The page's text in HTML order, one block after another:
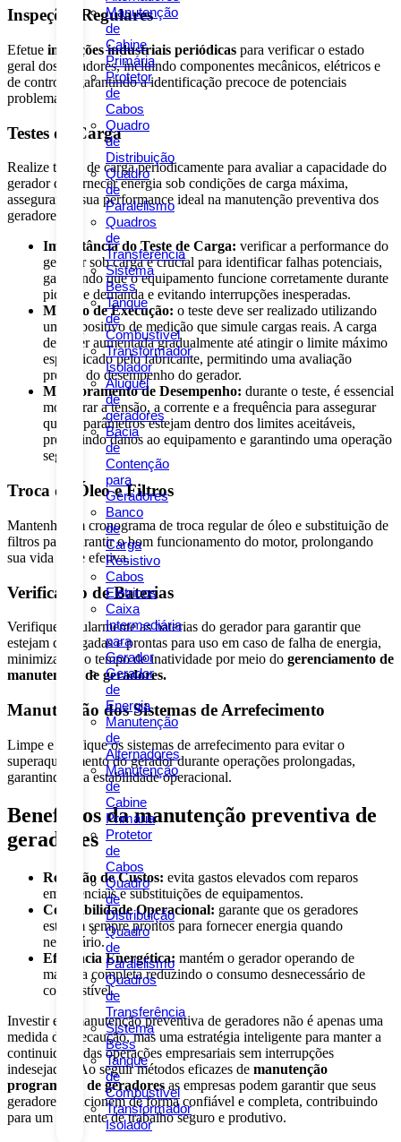
Manutenção
de
Cabine
Primária
Protetor
de
Cabos
Quadro
de
Distribuição
Quadro
de
Paralelismo
Quadros
de
Transferência
Sistema
Bess
Tanque
de
Combustível
Transformador
Isolador
Aluguel
de
geradores
Bacia
de
Contenção
para
Geradores
Banco
de
Carga
Resistivo
Cabos
Elétricos
Caixa
Intermediária
para
Gerador
Gerador
de
Energia
Manutenção
de
Alternadores
Manutenção
de
Cabine
Primária
Protetor
de
Cabos
Quadro
de
Distribuição
Quadro
de
Paralelismo
Quadros
de
Transferência
Sistema
Bess
Tanque
de
Combustível
Transformador
Isolador
Inspeções Regulares
Efetue inspeções industriais periódicas para verificar o estado
geral dos geradores, incluindo componentes mecânicos, elétricos e
de controle, garantindo a identificação precoce de potenciais
problemas.
Testes de Carga
Realize testes de carga periodicamente para avaliar a capacidade do
gerador de fornecer energia sob condições de carga máxima,
assegurando sua performance ideal na manutenção preventiva dos
geradores.
Importância do Teste de Carga: verificar a performance do
gerador sob carga é crucial para identificar falhas potenciais,
garantindo que o equipamento funcione corretamente durante
picos de demanda e evitando interrupções inesperadas.
Método de Execução: o teste deve ser realizado utilizando
um dispositivo de medição que simule cargas reais. A carga
deve ser aumentada gradualmente até atingir o limite máximo
especificado pelo fabricante, permitindo uma avaliação
precisa do desempenho do gerador.
Monitoramento de Desempenho: durante o teste, é essencial
monitorar a tensão, a corrente e a frequência para assegurar
que os parâmetros estejam dentro dos limites aceitáveis,
prevenindo danos ao equipamento e garantindo uma operação
segura.
Troca de Óleo e Filtros
Mantenha um cronograma de troca regular de óleo e substituição de
filtros para garantir o bom funcionamento do motor, prolongando
sua vida útil e efetiva.
Verificação de Baterias
Verifique regularmente as baterias do gerador para garantir que
estejam carregadas e prontas para uso em caso de falha de energia,
minimizando o tempo de inatividade por meio do gerenciamento de
manutenção de geradores.
Manutenção dos Sistemas de Arrefecimento
Limpe e verifique os sistemas de arrefecimento para evitar o
superaquecimento do gerador durante operações prolongadas,
garantindo sua estabilidade operacional.
Benefícios da manutenção preventiva de
geradores
Redução de Custos: evita gastos elevados com reparos
emergenciais e substituições de equipamentos.
Confiabilidade Operacional: garante que os geradores
estejam sempre prontos para fornecer energia quando
necessário.
Eficiência Energética: mantém o gerador operando de
maneira completa reduzindo o consumo desnecessário de
combustível.
Investir em manutenção preventiva de geradores não é apenas uma
medida de precaução, mas uma estratégia inteligente para manter a
continuidade das operações empresariais sem interrupções
indesejadas. Ao seguir métodos eficazes de manutenção
programada de geradores as empresas podem garantir que seus
geradores funcionem de forma confiável e completa, contribuindo
para um ambiente de trabalho seguro e produtivo.